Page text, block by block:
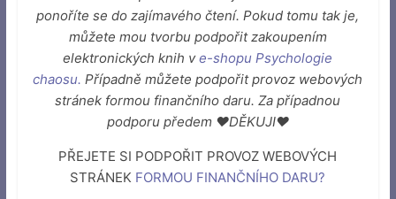
ponoříte se do zajímavého čtení. Pokud tomu tak je,
můžete mou tvorbu podpořit zakoupením
elektronických knih ve-shopu Psychologie
chaosu. Případně můžete podpořit provoz webových
stránek formou finančního daru. Za případnou
podporu předem ♥DĚKUJI♥
PŘEJETE SI PODPOŘIT PROVOZ WEBOVÝCH
STRÁNEK FORMOU FINANČNÍHO DARU?